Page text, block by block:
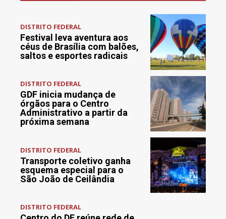
DISTRITO FEDERAL
Festival leva aventura aos
céus de Brasília com balões,
saltos e esportes radicais
DISTRITO FEDERAL
GDF inicia mudança de
órgãos para o Centro
Administrativo a partir da
próxima semana
DISTRITO FEDERAL
Transporte coletivo ganha
esquema especial para o
São João de Ceilândia
DISTRITO FEDERAL